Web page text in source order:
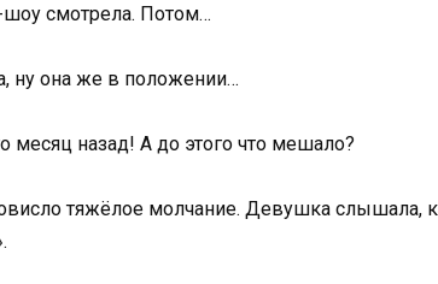
смотрела. Потом…
ну она же в положении…
месяц назад! А до этого что мешало?
тяжёлое молчание. Девушка слышала,